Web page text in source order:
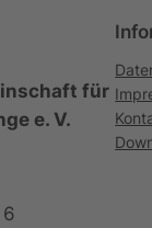
für
e. V.